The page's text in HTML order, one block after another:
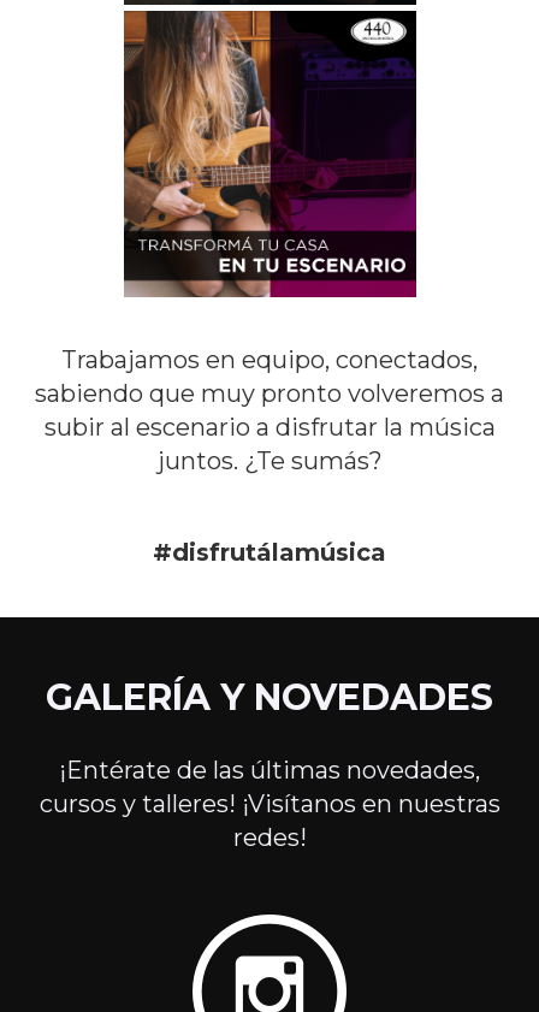
Trabajamos en equipo, conectados,
sabiendo que muy pronto volveremos a
subir al escenario a disfrutar la música
juntos. ¿Te sumás?
#disfrutálamúsica
GALERÍA Y NOVEDADES
¡Entérate de las últimas novedades,
cursos y talleres! ¡Visítanos en nuestras
redes!